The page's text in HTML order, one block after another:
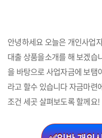
안녕하세요 오늘은 개인사업
대출 상품을소개를 해 보겠습
을 바탕으로 사업자금에 보탬
라고 할수 있습니다 자금마련
조건 세곳 살펴보도록 할께요!